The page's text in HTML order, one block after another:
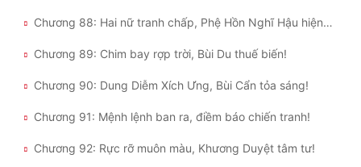
Chương 88: Hai nữ tranh chấp, Phệ Hồn Nghĩ Hậu hiện thân!
Chương 89: Chim bay rợp trời, Bùi Du thuế biến!
Chương 90: Dung Diễm Xích Ưng, Bùi Cẩn tỏa sáng!
Chương 91: Mệnh lệnh ban ra, điềm báo chiến tranh!
Chương 92: Rực rỡ muôn màu, Khương Duyệt tâm tư!